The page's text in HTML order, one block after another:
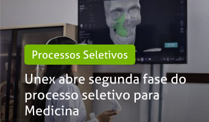
Processos Seletivos
Unex abre segunda fase do
processo seletivo para
Medicina